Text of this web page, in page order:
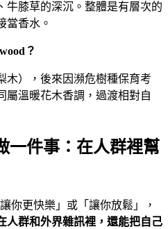
牛膝草的深沉。整體是有層次的
當香水。
？
木），後來因瀕危樹種保育考
屬溫暖花木香調，過渡相對自
一件事：在人群裡幫
你更快樂」或「讓你放鬆」，
人群和外界雜訊裡，還能把自己